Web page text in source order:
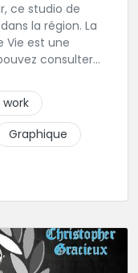
ce studio de
la région. La
Vie est une
consulter
Graphique